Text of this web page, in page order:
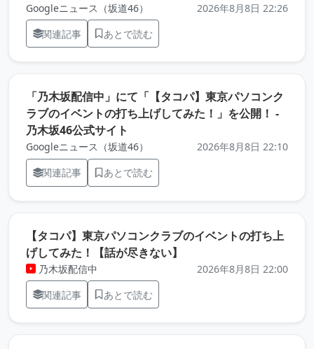
Googleニュース（坂道46）
2026年8月8日 22:26
関連記事
あとで読む
「乃木坂配信中」にて「【タコパ】東京パソコンク
ラブのイベントの打ち上げしてみた！」を公開！ -
乃木坂46公式サイト
Googleニュース（坂道46）
2026年8月8日 22:10
関連記事
あとで読む
【タコパ】東京パソコンクラブのイベントの打ち上
げしてみた！【話が尽きない】
乃木坂配信中
2026年8月8日 22:00
関連記事
あとで読む